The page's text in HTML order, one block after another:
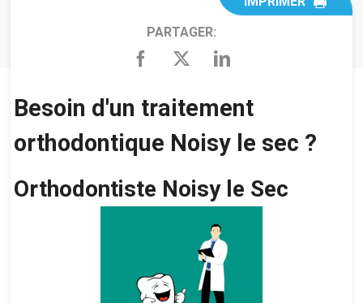
PARTAGER:
Besoin d'un traitement
orthodontique Noisy le sec ?
Orthodontiste Noisy le Sec